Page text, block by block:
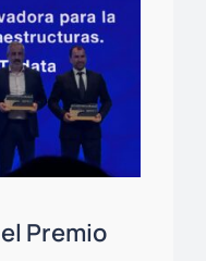
Premio